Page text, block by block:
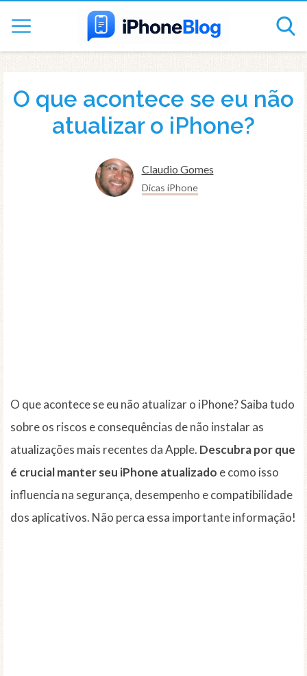
O que acontece se eu não
atualizar o iPhone?
Claudio Gomes
Dicas iPhone
O que acontece se eu não atualizar o iPhone? Saiba tudo
sobre os riscos e consequências de não instalar as
atualizações mais recentes da Apple. Descubra por que
é crucial manter seu iPhone atualizado e como isso
influencia na segurança, desempenho e compatibilidade
dos aplicativos. Não perca essa importante informação!